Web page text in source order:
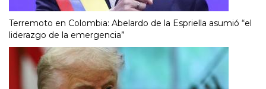
Terremoto en Colombia: Abelardo de la Espriella asumió “el
liderazgo de la emergencia”